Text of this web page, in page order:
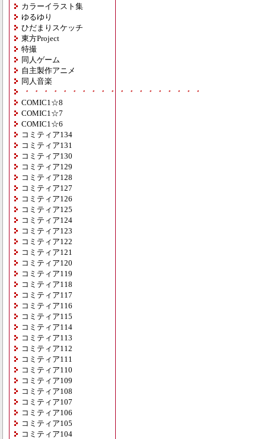
カラーイラスト集
ゆるゆり
ひだまりスケッチ
東方Project
特撮
同人ゲーム
自主製作アニメ
同人音楽
・・・・・・・・・・・・・・・・・・・
COMIC1☆8
COMIC1☆7
COMIC1☆6
コミティア134
コミティア131
コミティア130
コミティア129
コミティア128
コミティア127
コミティア126
コミティア125
コミティア124
コミティア123
コミティア122
コミティア121
コミティア120
コミティア119
コミティア118
コミティア117
コミティア116
コミティア115
コミティア114
コミティア113
コミティア112
コミティア111
コミティア110
コミティア109
コミティア108
コミティア107
コミティア106
コミティア105
コミティア104